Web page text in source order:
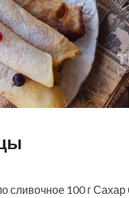
сливочное 100 г